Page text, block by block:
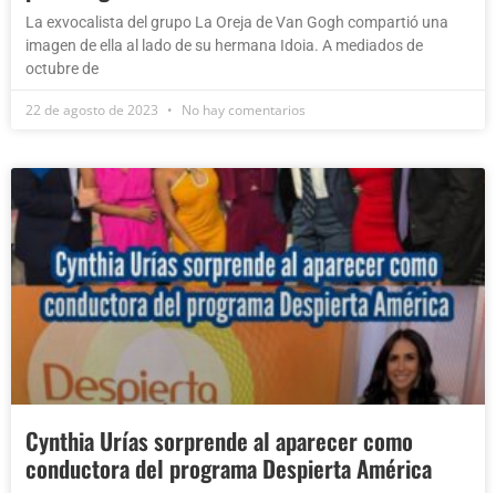
La exvocalista del grupo La Oreja de Van Gogh compartió una
imagen de ella al lado de su hermana Idoia. A mediados de
octubre de
22 de agosto de 2023 No hay comentarios
Cynthia Urías sorprende al aparecer como
conductora del programa Despierta América